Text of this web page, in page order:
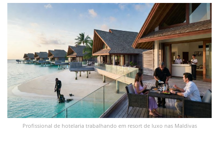
Profissional de hotelaria trabalhando em resort de luxo nas Maldivas